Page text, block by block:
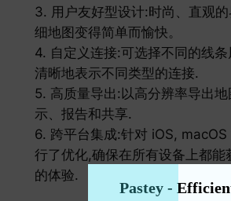
3. 用户友好型设计:时尚、直观
细地图变得简单而愉快。
4. 自定义连接:可选择不同的线
清晰地表示不同类型的连接.
5. 高质量导出:以高分辨率导出
示、报告和共享.
6. 跨平台集成:针对 iOS,
行了优化,确保在所有设备上都能
的体验.
Pastey -